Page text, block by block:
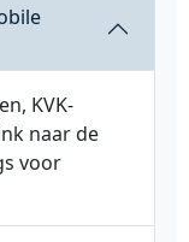
KVK-
naar de
voor